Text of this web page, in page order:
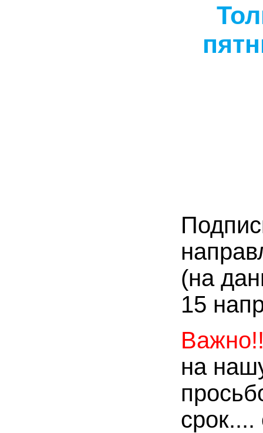
(на
15
на
срок....